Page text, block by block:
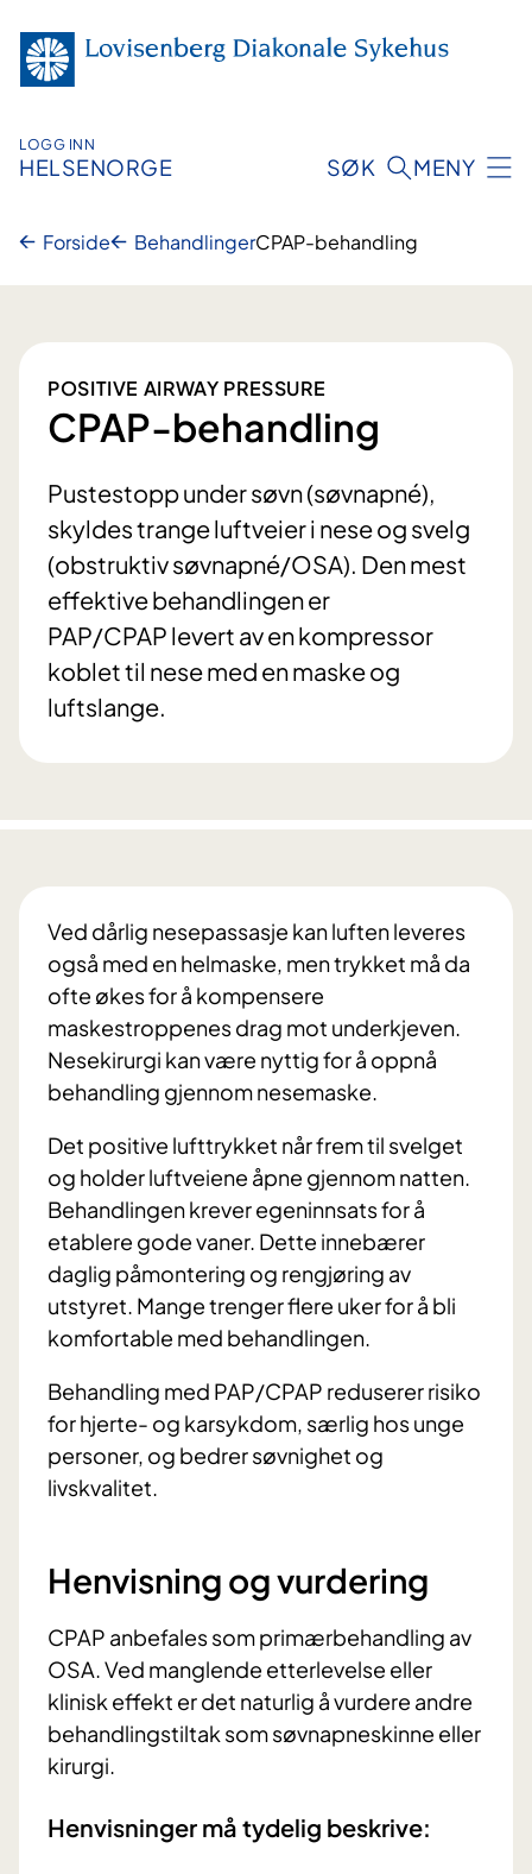
innhold
LOGG INN
HELSENORGE SØK MENY
Forside BehandlingerCPAP-behandling
POSITIVE AIRWAY PRESSURE
CPAP-behandling
Pustestopp under søvn (søvnapné),
skyldes trange luftveier i nese og svelg
(obstruktiv søvnapné/OSA). Den mest
effektive behandlingen er
PAP/CPAP levert av en kompressor
koblet til nese med en maske og
luftslange.
Ved dårlig nesepassasje kan luften leveres
også med en helmaske, men trykket må da
ofte økes for å kompensere
maskestroppenes drag mot underkjeven.
Nesekirurgi kan være nyttig for å oppnå
behandling gjennom nesemaske.
Det positive lufttrykket når frem til svelget
og holder luftveiene åpne gjennom natten.
Behandlingen krever egeninnsats for å
etablere gode vaner. Dette innebærer
daglig påmontering og rengjøring av
utstyret. Mange trenger flere uker for å bli
komfortable med behandlingen.
Behandling med PAP/CPAP reduserer risiko
for hjerte- og karsykdom, særlig hos unge
personer, og bedrer søvnighet og
livskvalitet.
Henvisning og vurdering
CPAP anbefales som primærbehandling av
OSA. Ved manglende etterlevelse eller
klinisk effekt er det naturlig å vurdere andre
behandlingstiltak som søvnapneskinne eller
kirurgi.
Henvisninger må tydelig beskrive: